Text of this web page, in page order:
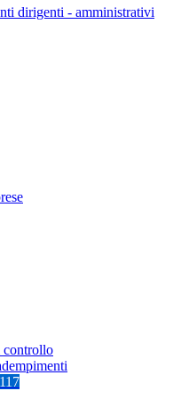
dirigenti - amministrativi
controllo
117